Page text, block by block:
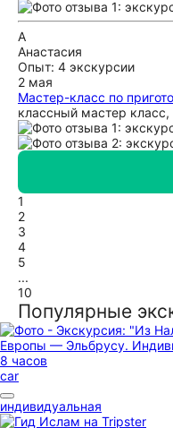
А
Анастасия
Опыт: 4 экскурсии
2 мая
Мастер-класс по
классный мастер
1
2
3
4
5
...
10
Популярные
8 часов
car
индивидуальная